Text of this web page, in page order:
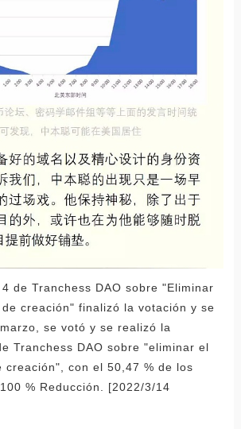
de Tranchess DAO sobre "Eliminar
creación" finalizó la votación y se
se votó y se realizó la
Tranchess DAO sobre "eliminar el
creación", con el 50,47 % de los
% Reducción. [2022/3/14